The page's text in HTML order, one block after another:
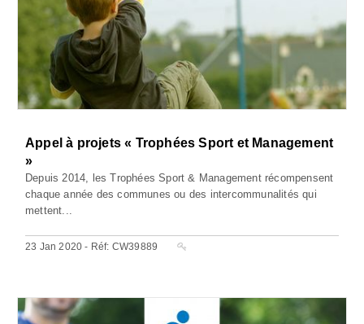
Appel à projets « Trophées Sport et Management
»
Depuis 2014, les Trophées Sport & Management récompensent
chaque année des communes ou des intercommunalités qui
mettent...
23 Jan 2020 - Réf: CW39889